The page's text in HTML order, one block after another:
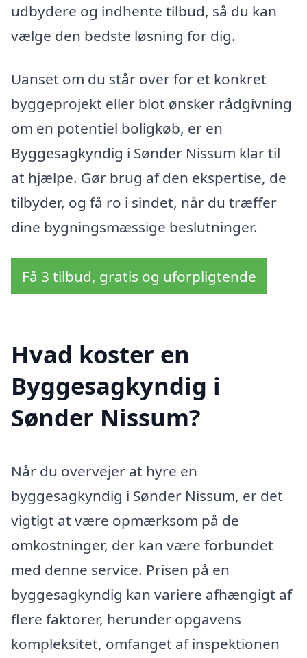
udbydere og indhente tilbud, så du kan
vælge den bedste løsning for dig.
Uanset om du står over for et konkret
byggeprojekt eller blot ønsker rådgivning
om en potentiel boligkøb, er en
Byggesagkyndig i Sønder Nissum klar til
at hjælpe. Gør brug af den ekspertise, de
tilbyder, og få ro i sindet, når du træffer
dine bygningsmæssige beslutninger.
Få 3 tilbud, gratis og uforpligtende
Hvad koster en
Byggesagkyndig i
Sønder Nissum?
Når du overvejer at hyre en
byggesagkyndig i Sønder Nissum, er det
vigtigt at være opmærksom på de
omkostninger, der kan være forbundet
med denne service. Prisen på en
byggesagkyndig kan variere afhængigt af
flere faktorer, herunder opgavens
kompleksitet, omfanget af inspektionen